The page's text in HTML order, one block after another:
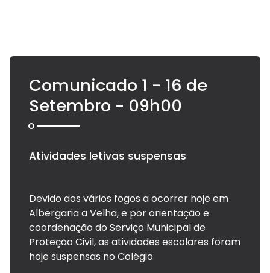
Comunicado 1 - 16 de
Setembro - 09h00
Atividades letivas suspensas
Devido aos vários fogos a ocorrer hoje em
Albergaria a Velha, e por orientação e
coordenação do Serviço Municipal de
Proteção Civil, as atividades escolares foram
hoje suspensas no Colégio.